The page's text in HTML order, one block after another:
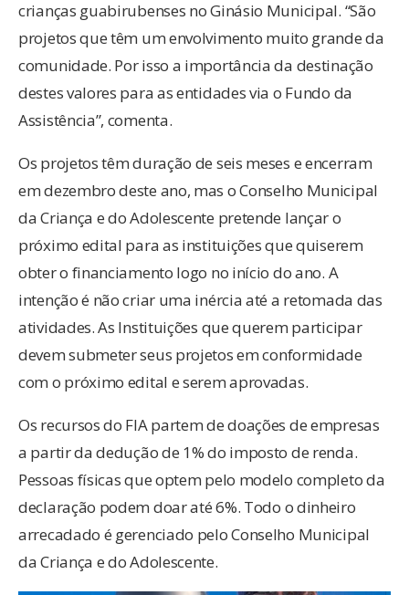
crianças guabirubenses no Ginásio Municipal. “São
projetos que têm um envolvimento muito grande da
comunidade. Por isso a importância da destinação
destes valores para as entidades via o Fundo da
Assistência”, comenta.
Os projetos têm duração de seis meses e encerram
em dezembro deste ano, mas o Conselho Municipal
da Criança e do Adolescente pretende lançar o
próximo edital para as instituições que quiserem
obter o financiamento logo no início do ano. A
intenção é não criar uma inércia até a retomada das
atividades. As Instituições que querem participar
devem submeter seus projetos em conformidade
com o próximo edital e serem aprovadas.
Os recursos do FIA partem de doações de empresas
a partir da dedução de 1% do imposto de renda.
Pessoas físicas que optem pelo modelo completo da
declaração podem doar até 6%. Todo o dinheiro
arrecadado é gerenciado pelo Conselho Municipal
da Criança e do Adolescente.